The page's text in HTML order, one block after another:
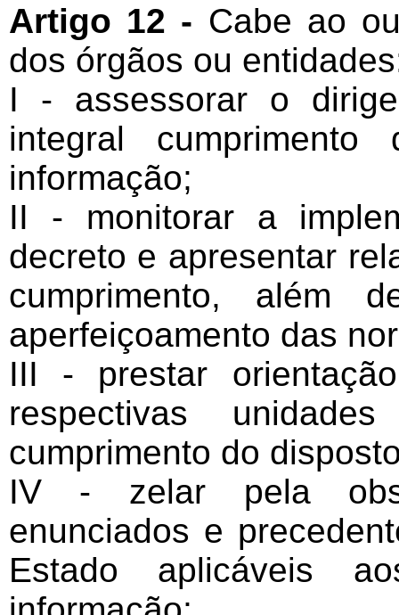
Artigo 12 - Cabe ao
dos órgãos ou
I - assessorar o
integral
informação;
II - monitorar a
decreto e apresentar
cumprimento, além
aperfeiçoamento das
III - prestar
respectivas
cumprimento do
IV - zelar pela
enunciados e
Estado aplicáveis